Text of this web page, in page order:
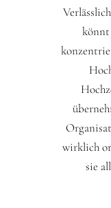
könnt
wirklich
sie